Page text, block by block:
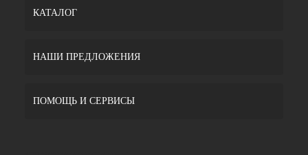
КАТАЛОГ
НАШИ ПРЕДЛОЖЕНИЯ
ПОМОЩЬ И СЕРВИСЫ